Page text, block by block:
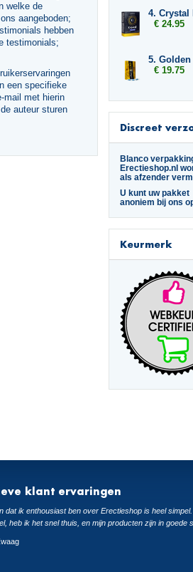
welke de
aangeboden;
hebben
testimonials;
een specifieke
mail met hierin
auteur sturen
€ 24.95
5. Golden
€ 19.75
Discreet
Blanco
Erectieshop.nl
als afzender
U kunt uw pakket
anoniem bij ons
Keurmerk
klant ervaringen
dat ik enthousiast ben over Erectieshop is heel
heb ik het snel thuis, en mijn producten zijn in goede